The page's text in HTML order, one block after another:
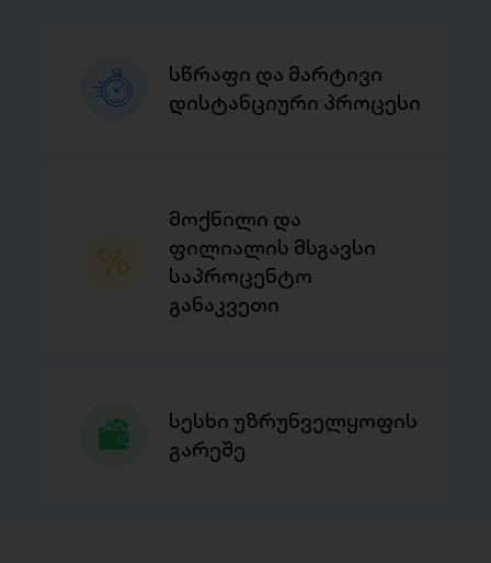
სწრაფი და მარტივი
დისტანციური პროცესი
მოქნილი და
ფილიალის მსგავსი
საპროცენტო
განაკვეთი
სესხი უზრუნველყოფის
გარეშე